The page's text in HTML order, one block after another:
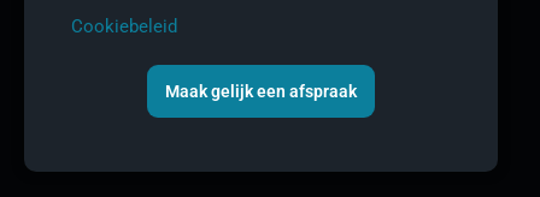
Cookiebeleid
Maak gelijk een afspraak